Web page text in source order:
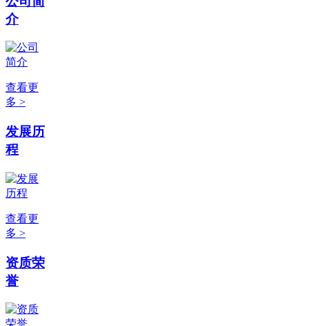
介
查看更
多 >
发展历
程
查看更
多 >
资质荣
誉